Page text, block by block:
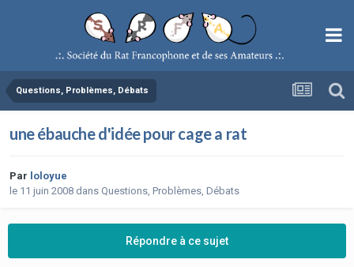
Questions, Problèmes, Débats
une ébauche d'idée pour cage a rat
Par loloyue
le 11 juin 2008 dans Questions, Problèmes, Débats
Répondre à ce sujet